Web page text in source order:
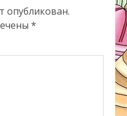
опубликован.
*